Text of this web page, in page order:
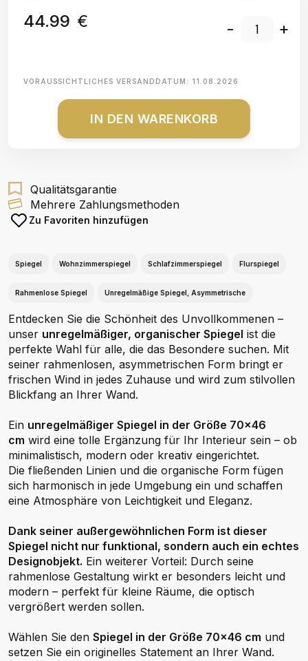
44.99 € - +
VORAUSSICHTLICHES VERSANDDATUM: 11.08.2026
IN DEN WARENKORB
Qualitätsgarantie
Mehrere Zahlungsmethoden
Zu Favoriten hinzufügen
Spiegel Wohnzimmerspiegel Schlafzimmerspiegel Flurspiegel
Rahmenlose Spiegel Unregelmäßige Spiegel, Asymmetrische
Entdecken Sie die Schönheit des Unvollkommenen –
unser unregelmäßiger, organischer Spiegel ist die
perfekte Wahl für alle, die das Besondere suchen. Mit
seiner rahmenlosen, asymmetrischen Form bringt er
frischen Wind in jedes Zuhause und wird zum stilvollen
Blickfang an Ihrer Wand.
Ein unregelmäßiger Spiegel in der Größe 70x46
cm wird eine tolle Ergänzung für Ihr Interieur sein – ob
minimalistisch, modern oder kreativ eingerichtet.
Die fließenden Linien und die organische Form fügen
sich harmonisch in jede Umgebung ein und schaffen
eine Atmosphäre von Leichtigkeit und Eleganz.
Dank seiner außergewöhnlichen Form ist dieser
Spiegel nicht nur funktional, sondern auch ein echtes
Designobjekt. Ein weiterer Vorteil: Durch seine
rahmenlose Gestaltung wirkt er besonders leicht und
modern – perfekt für kleine Räume, die optisch
vergrößert werden sollen.
Wählen Sie den Spiegel in der Größe 70x46 cm und
setzen Sie ein originelles Statement an Ihrer Wand.